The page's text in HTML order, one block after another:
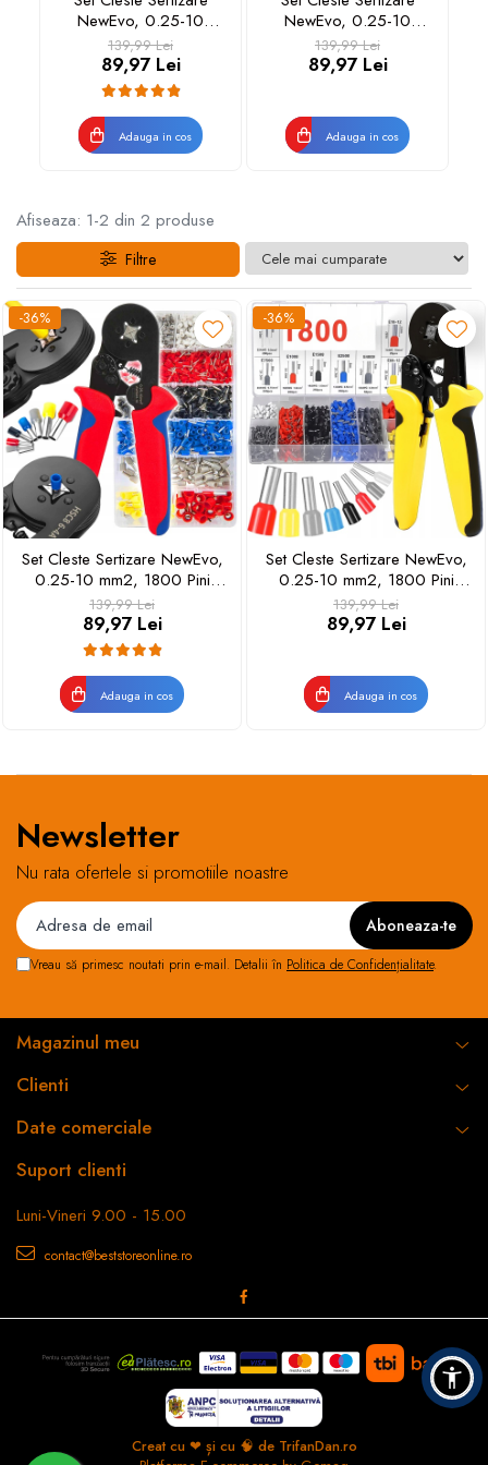
NewEvo, 0.25-10
mm2, 1800 Pini
Terminali de Diferite
Dimensiuni, Rosu
139,99 Lei
89,97 Lei
Adauga in cos
NewEvo, 0.25-10
mm2, 1800 Pini
Terminali de Diferite
139,99 Lei
89,97 Lei
Adauga in cos
Afiseaza: 1-2 din 2 produse
Filtre
-36%
Set Cleste Sertizare NewEvo,
0.25-10 mm2, 1800 Pini
Terminali de Diferite
Dimensiuni, Rosu
139,99 Lei
89,97 Lei
Adauga in cos
-36%
Set Cleste Sertizare NewEvo,
0.25-10 mm2, 1800 Pini
Terminali de Diferite
Dimensiuni, Galben
139,99 Lei
89,97 Lei
Adauga in cos
Newsletter
Nu rata ofertele si promotiile noastre
Vreau să primesc noutati prin e-mail. Detalii în Politica de Confidențialitate.
Magazinul meu
Clienti
Date comerciale
Suport clienti
Luni-Vineri 9.00 - 15.00
contact@beststoreonline.ro
Creat cu ❤ și cu 🧠 de TrifanDan.ro